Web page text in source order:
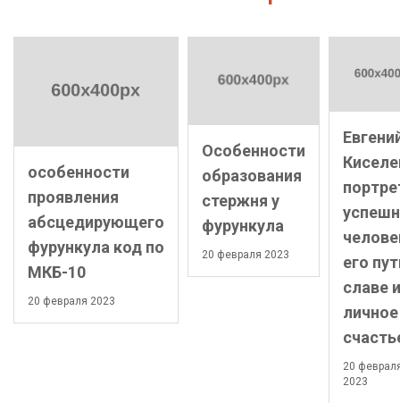
особенности
проявления
абсцедирующего
фурункула код по
МКБ-10
20 февраля 2023
Особенности
образования
стержня у
фурункула
20 февраля 2023
его
славе и
личное
20
2023